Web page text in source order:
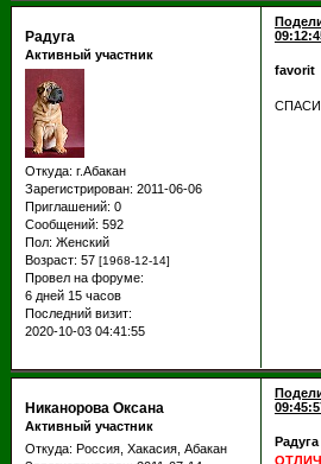
Радуга
Активный участник
Откуда: г.Абакан
Зарегистрирован: 2011-06-06
Приглашений: 0
Сообщений: 592
Пол: Женский
Возраст: 57 [1968-12-14]
Провел на форуме:
6 дней 15 часов
Последний визит:
2020-10-03 04:41:55
favorit
Никанорова Оксана
Активный участник
Откуда: Россия, Хакасия, Абакан
Радуга